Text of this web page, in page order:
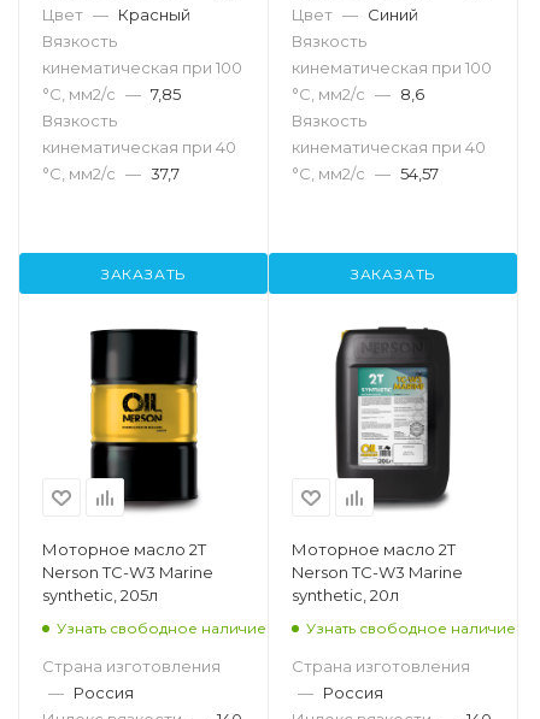
Цвет — Красный
Вязкость
кинематическая при 100
°С, мм2/с — 7,85
Вязкость
кинематическая при 40
°С, мм2/с — 37,7
ЗАКАЗАТЬ
Цвет — Синий
Вязкость
кинематическая при 100
°С, мм2/с — 8,6
Вязкость
кинематическая при 40
°С, мм2/с — 54,57
ЗАКАЗАТЬ
Моторное масло 2T
Nerson TC-W3 Marine
synthetic, 205л
Узнать свободное наличие
Страна изготовления
— Россия
Моторное масло 2T
Nerson TC-W3 Marine
synthetic, 20л
Узнать свободное наличие
Страна изготовления
— Россия